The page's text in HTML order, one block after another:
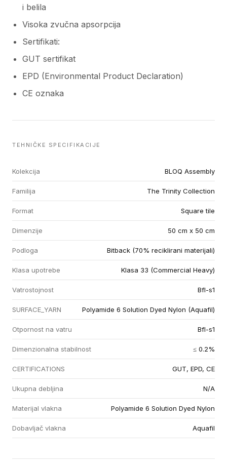
i belila
Visoka zvučna apsorpcija
Sertifikati:
GUT sertifikat
EPD (Environmental Product Declaration)
CE oznaka
TEHNIČKE SPECIFIKACIJE
Kolekcija BLOQ Assembly
Familija The Trinity Collection
Format Square tile
Dimenzije 50 cm x 50 cm
Podloga Bitback (70% reciklirani materijali)
Klasa upotrebe Klasa 33 (Commercial Heavy)
Vatrostojnost Bfl-s1
SURFACE_YARN Polyamide 6 Solution Dyed Nylon (Aquafil)
Otpornost na vatru Bfl-s1
Dimenzionalna stabilnost ≤ 0.2%
CERTIFICATIONS GUT, EPD, CE
Ukupna debljina N/A
Materijal vlakna Polyamide 6 Solution Dyed Nylon
Dobavljač vlakna Aquafil